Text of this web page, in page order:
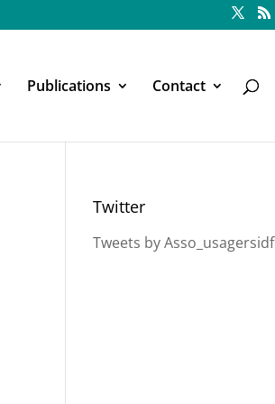
Publications Contact
Twitter
Tweets by Asso_usagersidf